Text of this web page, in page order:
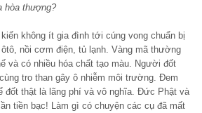
hòa thượng?
không ít gia đình tới cúng vong chuẩn bị
nồi cơm điện, tủ lạnh. Vàng mã thường
và có nhiều hóa chất tạo màu. Người đốt
tro than gây ô nhiễm môi trường. Đem
đốt thật là lãng phí và vô nghĩa. Đức Phật và
tiền bạc! Làm gì có chuyện các cụ đã mất